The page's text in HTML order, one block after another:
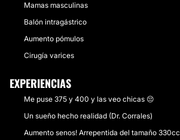
Mamas masculinas
Balón intragástrico
Aumento pómulos
Cirugía varices
EXPERIENCIAS
Me puse 375 y 400 y las veo chicas 😔
Un sueño hecho realidad (Dr. Corrales)
Aumento senos! Arrepentida del tamaño 330cc